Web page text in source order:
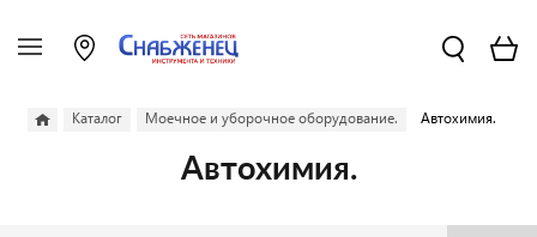
Каталог Моечное и уборочное оборудование. Автохимия.
Автохимия.